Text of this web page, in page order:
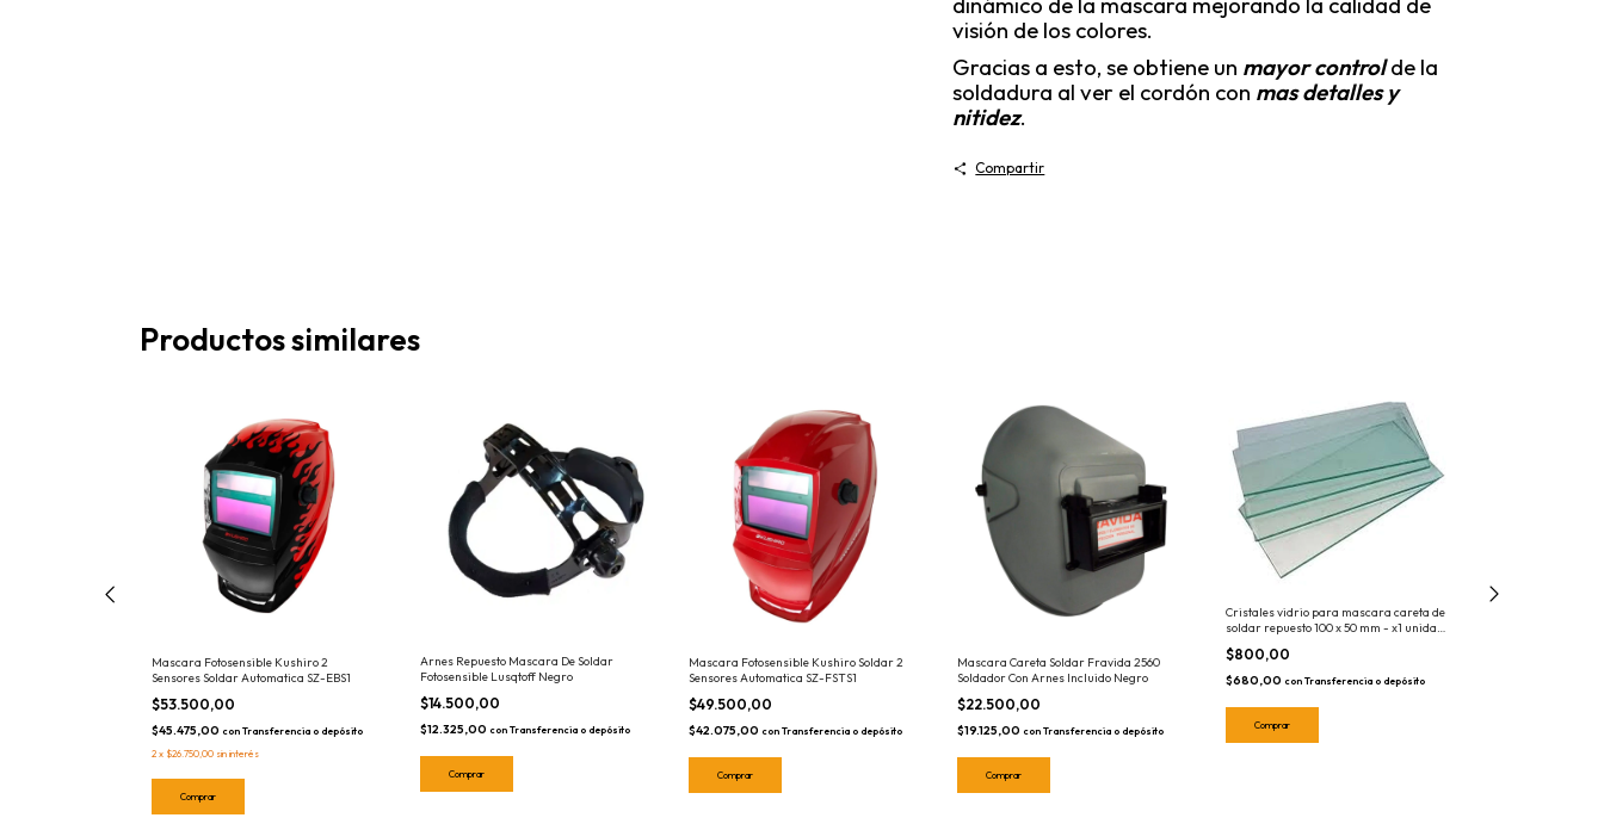
visión de los colores.
Gracias a esto, se obtiene un mayor controlde la
soldadura al ver el cordón con mas detalles y
nitidez.
Compartir
Productos similares
Mascara Fotosensible Kushiro 2
Sensores Soldar Automatica SZ-EBS1
$53.500,00
$45.475,00 con Transferencia o depósito
2 x $26.750,00 sin interés
Arnes Repuesto Mascara De Soldar
Fotosensible Lusqtoff Negro
$14.500,00
$12.325,00 con Transferencia o depósito
Mascara Fotosensible Kushiro Soldar 2
Sensores Automatica SZ-FSTS1
$49.500,00
$42.075,00 con Transferencia o depósito
Mascara Careta Soldar Fravida 2560
Soldador Con Arnes Incluido Negro
$22.500,00
$19.125,00 con Transferencia o depósito
Cristales vidrio para mascara careta de
soldar repuesto 100 x 50 mm - x1 unidad
$800,00
$680,00 con Transferencia o depósito